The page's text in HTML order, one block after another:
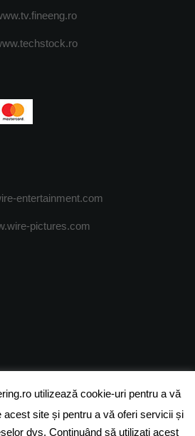
entertainment.com
pictures.com
All rights reserved.
JOBS DESPRE COOKIES
utilizează cookie-uri pentru a vă
acest site și pentru a vă oferi servicii și
dvs. Continuând să utilizați acest